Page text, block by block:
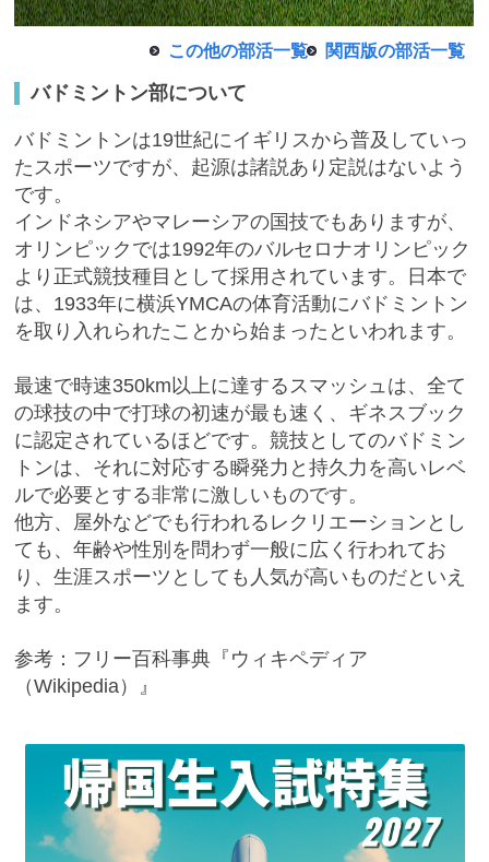
ブックマークした学校
ブックマークした学校はありません
この他の部活一覧 関西版の部活一覧
バドミントン部について
バドミントンは19世紀にイギリスから普及していっ
たスポーツですが、起源は諸説あり定説はないよう
です。
インドネシアやマレーシアの国技でもありますが、
オリンピックでは1992年のバルセロナオリンピック
より正式競技種目として採用されています。日本で
は、1933年に横浜YMCAの体育活動にバドミントン
を取り入れられたことから始まったといわれます。
最速で時速350km以上に達するスマッシュは、全て
の球技の中で打球の初速が最も速く、ギネスブック
に認定されているほどです。競技としてのバドミン
トンは、それに対応する瞬発力と持久力を高いレベ
ルで必要とする非常に激しいものです。
他方、屋外などでも行われるレクリエーションとし
ても、年齢や性別を問わず一般に広く行われてお
り、生涯スポーツとしても人気が高いものだといえ
ます。
参考：フリー百科事典『ウィキペディア
（Wikipedia）』